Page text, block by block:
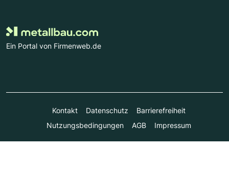
Ein Portal von Firmenweb.de
Kontakt Datenschutz
Barrierefreiheit
Nutzungsbedingungen
AGB Impressum